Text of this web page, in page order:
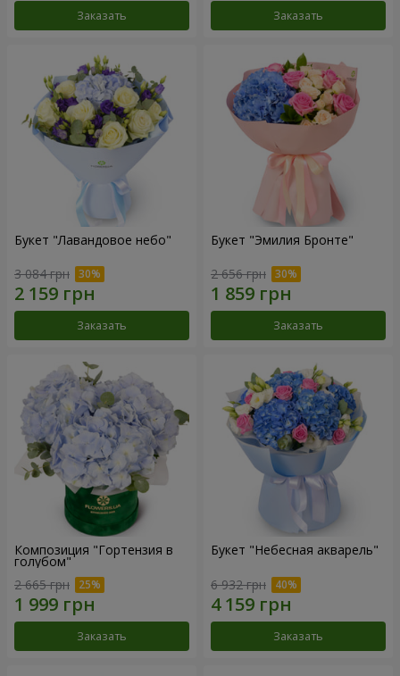
Заказать Заказать
Букет "Лавандовое небо"
3 084 грн
Заказать
Букет "Эмилия Бронте"
2 656 грн
Заказать
Композиция "Гортензия в
голубом"
2 665 грн
Заказать
Букет "Небесная акварель"
6 932 грн
Заказать